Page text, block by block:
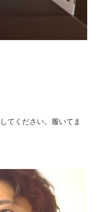
てください。履いてま